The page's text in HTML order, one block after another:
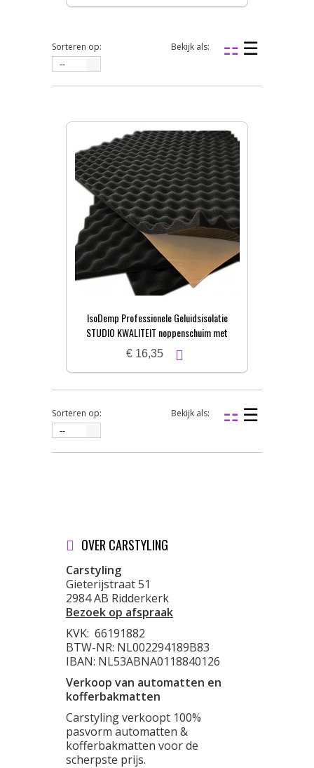
Sorteren op:
--
Bekijk als:
IsoDemp Professionele Geluidsisolatie
STUDIO KWALITEIT noppenschuim met
zelfkl. laag | 3x50x100cm
€ 16,35
Sorteren op:
--
Bekijk als:
OVER CARSTYLING
Carstyling
Gieterijstraat 51
2984 AB Ridderkerk
Bezoek op afspraak
KVK: 66191882
BTW-NR: NL002294189B83
IBAN: NL53ABNA0118840126
Verkoop van automatten en
kofferbakmatten
Carstyling verkoopt 100%
pasvorm automatten &
kofferbakmatten voor de
scherpste prijs.